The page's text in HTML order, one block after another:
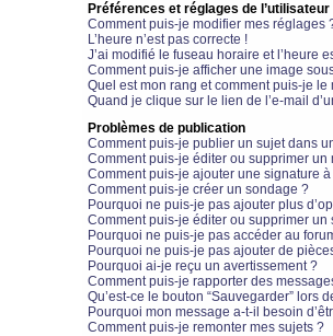
Préférences et réglages de l’utilisateur
Comment puis-je modifier mes réglages
L’heure n’est pas correcte !
J’ai modifié le fuseau horaire et l’heure
Comment puis-je afficher une image
Quel est mon rang et comment puis-je le
Quand je clique sur le lien de l’e-mail
Problèmes de publication
Comment puis-je publier un sujet dans
Comment puis-je éditer ou supprimer un
Comment puis-je ajouter une signature
Comment puis-je créer un sondage ?
Pourquoi ne puis-je pas ajouter plus
Comment puis-je éditer ou supprimer un
Pourquoi ne puis-je pas accéder au
Pourquoi ne puis-je pas ajouter de
Pourquoi ai-je reçu un avertissement ?
Comment puis-je rapporter des
Qu’est-ce le bouton “Sauvegarder” lors
Pourquoi mon message a-t-il besoin
Comment puis-je remonter mes sujets ?